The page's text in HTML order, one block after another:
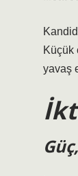
Küçük
yavaş